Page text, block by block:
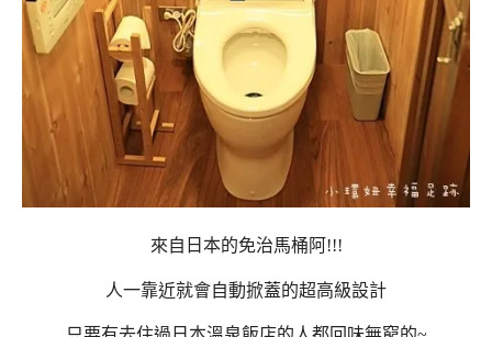
來自日本的免治馬桶阿!!!
人一靠近就會自動掀蓋的超高級設計